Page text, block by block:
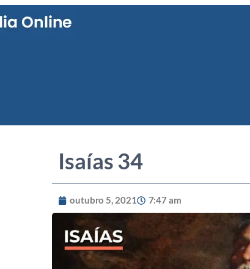
Isaías 34
outubro 5, 2021 7:47 am